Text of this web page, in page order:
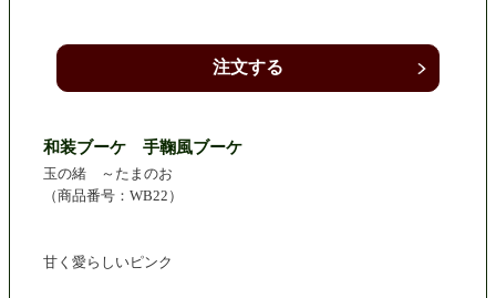
注文する
和装ブーケ 手鞠風ブーケ
玉の緒 ～たまのお
（商品番号：WB22）
甘く愛らしいピンク